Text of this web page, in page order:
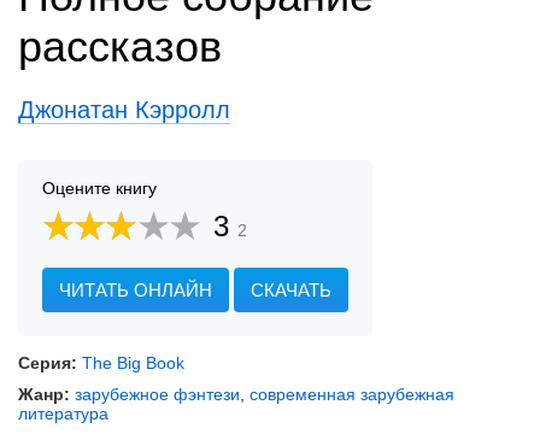
рассказов
Джонатан Кэрролл
Оцените книгу
3 2
ЧИТАТЬ ОНЛАЙН СКАЧАТЬ
Серия: The Big Book
Жанр: зарубежное фэнтези, современная зарубежная
литература